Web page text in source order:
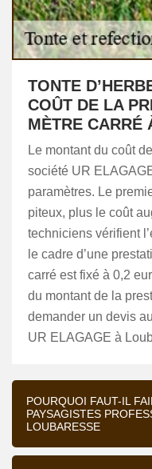
TONTE
COÛT DE LA
MÈTRE CARRÉ
Le montant du coût
société UR
paramètres. Le
piteux, plus le coût
techniciens vérifient
le cadre d’une
carré est fixé à 0,2
du montant de la
demander un devis
UR ELAGAGE à
POURQUOI FAUT-IL
PAYSAGISTES
LOUBARESSE